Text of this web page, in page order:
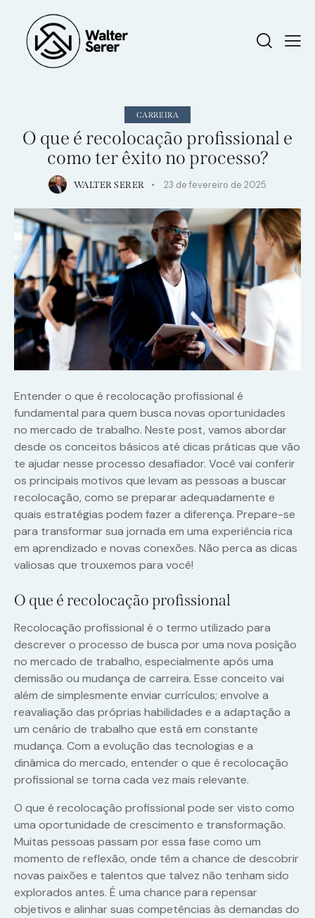
CARREIRA
O que é recolocação profissional e
como ter êxito no processo?
WALTER SERER 23 de fevereiro de 2025
Entender o que é recolocação profissional é
fundamental para quem busca novas oportunidades
no mercado de trabalho. Neste post, vamos abordar
desde os conceitos básicos até dicas práticas que vão
te ajudar nesse processo desafiador. Você vai conferir
os principais motivos que levam as pessoas a buscar
recolocação, como se preparar adequadamente e
quais estratégias podem fazer a diferença. Prepare-se
para transformar sua jornada em uma experiência rica
em aprendizado e novas conexões. Não perca as dicas
valiosas que trouxemos para você!
O que é recolocação profissional
Recolocação profissional é o termo utilizado para
descrever o processo de busca por uma nova posição
no mercado de trabalho, especialmente após uma
demissão ou mudança de carreira. Esse conceito vai
além de simplesmente enviar currículos; envolve a
reavaliação das próprias habilidades e a adaptação a
um cenário de trabalho que está em constante
mudança. Com a evolução das tecnologias e a
dinâmica do mercado, entender o que é recolocação
profissional se torna cada vez mais relevante.
O que é recolocação profissional pode ser visto como
uma oportunidade de crescimento e transformação.
Muitas pessoas passam por essa fase como um
momento de reflexão, onde têm a chance de descobrir
novas paixões e talentos que talvez não tenham sido
explorados antes. É uma chance para repensar
objetivos e alinhar suas competências às demandas do